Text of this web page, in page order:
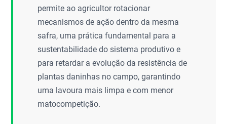
permite ao agricultor rotacionar
mecanismos de ação dentro da mesma
safra, uma prática fundamental para a
sustentabilidade do sistema produtivo e
para retardar a evolução da resistência de
plantas daninhas no campo, garantindo
uma lavoura mais limpa e com menor
matocompetição.